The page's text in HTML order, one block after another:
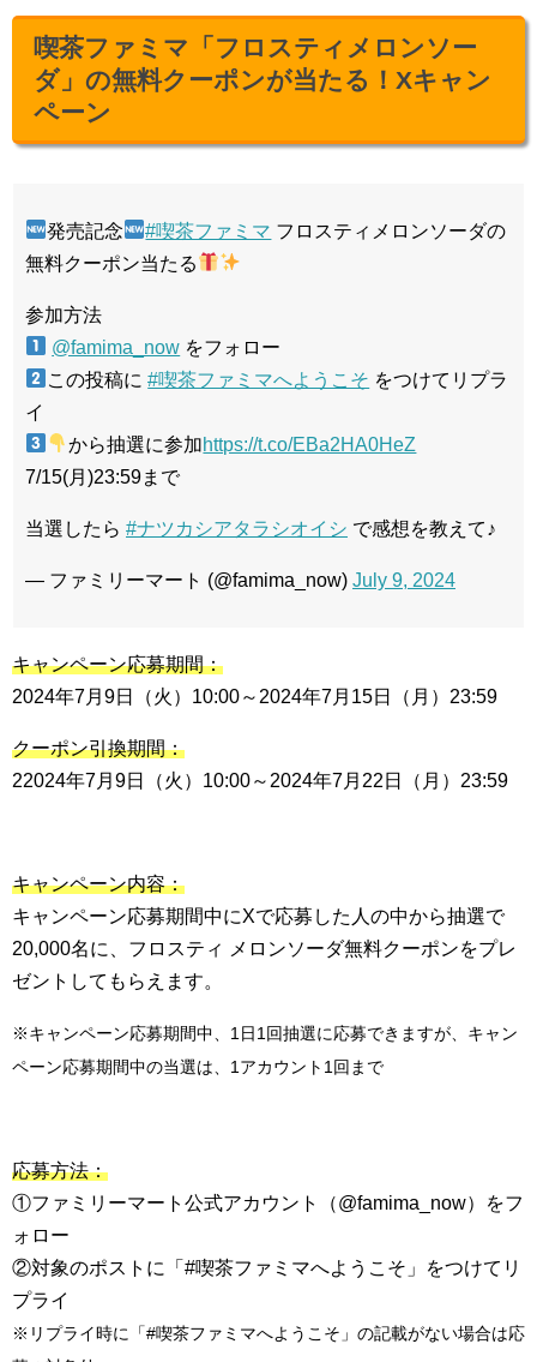
喫茶ファミマ「フロスティメロンソー
ダ」の無料クーポンが当たる！Xキャン
ペーン
発売記念 #喫茶ファミマ フロスティメロンソーダの
無料クーポン当たる
参加方法
@famima_now をフォロー
この投稿に#喫茶ファミマへようこそ をつけてリプラ
イ
から抽選に参加https://t.co/EBa2HA0HeZ
7/15(月)23:59まで
当選したら #ナツカシアタラシオイシ で感想を教えて♪
— ファミリーマート (@famima_now) July 9, 2024
キャンペーン応募期間：
2024年7月9日（火）10:00～2024年7月15日（月）23:59
クーポン引換期間：
22024年7月9日（火）10:00～2024年7月22日（月）23:59
キャンペーン内容：
キャンペーン応募期間中にXで応募した人の中から抽選で
20,000名に、フロスティ メロンソーダ無料クーポンをプレ
ゼントしてもらえます。
※キャンペーン応募期間中、1日1回抽選に応募できますが、キャン
ペーン応募期間中の当選は、1アカウント1回まで
応募方法：
①ファミリーマート公式アカウント（@famima_now）をフ
ォロー
②対象のポストに「#喫茶ファミマへようこそ」をつけてリ
プライ
※リプライ時に「#喫茶ファミマへようこそ」の記載がない場合は応